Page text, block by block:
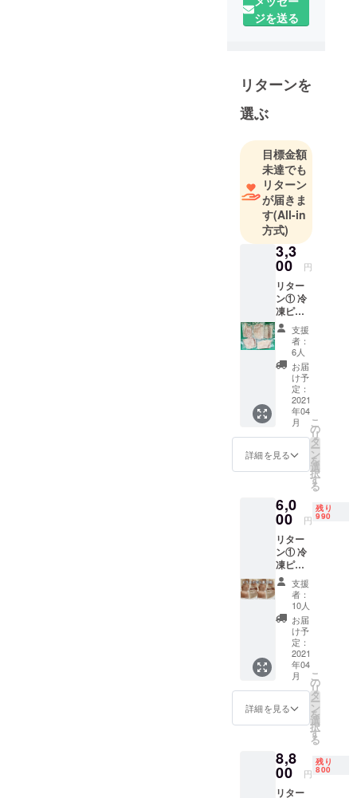
日東北営業
区宮原1-17-
12丸栄ビル
8F
電
話:06(6350)
2929
FAX:06(6350
)2930
営業時間
AM9：00〜
定休日 土日
祝 GW お
盆 年末年
取扱原料
国内外合鴨
肉、丹波の
猪、カナダ
産イノシ
エゾシカ、
丹波鹿、北
海道ひぐ
ま、月の輪
熊、雉、飛
騨牛、飛騨
豚、イン
ジェクショ
ンビーフ、
オランダ産
仔牛タン、
仔牛タン、
仔牛、AUラ
ム、NZラ
ム、イベリ
ジを送る
リターンを
選ぶ
目標金額
未達でも
リターン
が届きま
す(All-in
方式)
3,3
00 円
リター
ン① 冷
凍ピラ
ルクの
白身 5
枚
500g 通
常販売
価格
100gあ
たり756
円 送料
込み税
込み 発
送はヤ
ル冷凍
便 賞味
期限
2022年
1月
支援
者：
6人
お届
け予
定：
2021
年04
月
詳細を見る
こ
の
リ
タ
ー
ン
を
選
択
す
る
6,0
00 円
残り
990
リター
ン① 冷
凍ピラ
ルクの
白身 10
枚
500gx2
袋=1㎏
通常
100gあ
たり756
円を
→100g
あたり
600円
み 発送
はヤマ
ト運輸
クール
支援
者：
10人
お届
け予
定：
2021
年04
月
詳細を見る
こ
の
リ
タ
ー
ン
を
選
択
す
る
8,8
00 円
残り
800
リター